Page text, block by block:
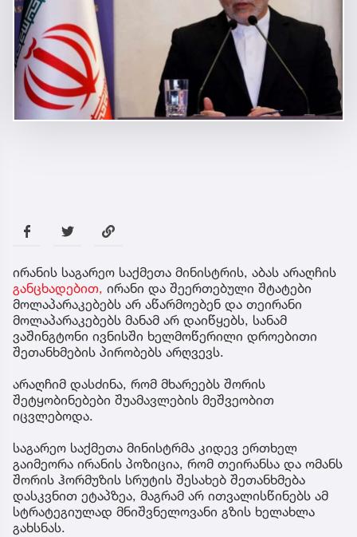
ირანის საგარეო საქმეთა მინისტრის, აბას არაღჩის
განცხადებით, ირანი და შეერთებული შტატები
მოლაპარაკებებს არ აწარმოებენ და თეირანი
მოლაპარაკებებს მანამ არ დაიწყებს, სანამ
ვაშინგტონი ივნისში ხელმოწერილი დროებითი
შეთანხმების პირობებს არღვევს.
არაღჩიმ დასძინა, რომ მხარეებს შორის
შეტყობინებები შუამავლების მეშვეობით
იცვლებოდა.
საგარეო საქმეთა მინისტრმა კიდევ ერთხელ
გაიმეორა ირანის პოზიცია, რომ თეირანსა და ომანს
შორის ჰორმუზის სრუტის შესახებ შეთანხმება
დასკვნით ეტაპზეა, მაგრამ არ ითვალისწინებს ამ
სტრატეგიულად მნიშვნელოვანი გზის ხელახლა
გახსნას.